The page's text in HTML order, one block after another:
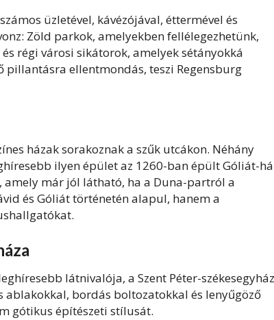
üzletével, kávézójával, éttermével és
Zöld parkok, amelyekben fellélegezhetünk,
régi városi sikátorok, amelyek sétányokká
pillantásra ellentmondás, teszi Regensburg
házak sorakoznak a szűk utcákon. Néhány
ilyen épület az 1260-ban épült Góliát-
amely már jól látható, ha a Duna-partról a
és Góliát történetén alapul, hanem a
látnivalója, a Szent Péter-
ablakokkal, bordás boltozatokkal és lenyűgöző
gótikus építészeti stílusát.